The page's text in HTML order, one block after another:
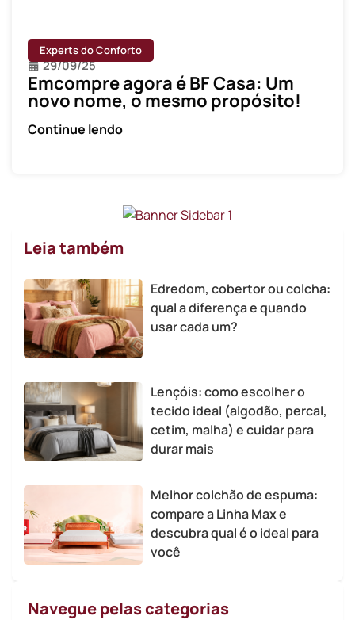
Experts do Conforto
29/09/25
Emcompre agora é BF Casa: Um
novo nome, o mesmo propósito!
Continue lendo
Leia também
Edredom, cobertor ou colcha:
qual a diferença e quando
usar cada um?
Lençóis: como escolher o
tecido ideal (algodão, percal,
cetim, malha) e cuidar para
durar mais
Melhor colchão de espuma:
compare a Linha Max e
descubra qual é o ideal para
você
Navegue pelas categorias